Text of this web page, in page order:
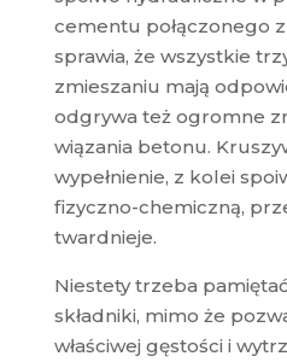
cementu połączonego z
sprawia, że wszystkie
zmieszaniu mają
odgrywa też ogromne
wiązania betonu.
wypełnienie, z kolei
fizyczno-chemiczną,
twardnieje.
Niestety trzeba
składniki, mimo że
właściwej gęstości i